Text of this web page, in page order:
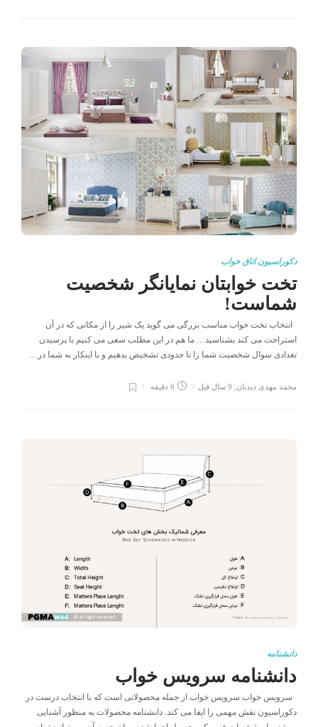
دکوراسیون اتاق خواب
تخت خوابتان نمایانگر شخصیت
شماست!
انتخاب تخت خواب مناسب بزرگی می گوید یک شیر را از مکانی که در آن
استراحت می کند بشناسید… ما هم در این مطلب سعی می کنیم با پرسیدن
تعدادی سوال شخصیت شما را تا حدودی تشخیص بدهیم و با اینکار به شما در…
محمد مهدی دیدبان 9 سال قبل 6 دقیقه
دانشنامه
دانشنامه سرویس خواب
سرویس خواب سرویس خواب از جمله محصولاتی است که با انتخاب درست در
دکوراسیون نقش مهمی را ایفا می کند. دانشنامه محصولات به منظور آشنایی